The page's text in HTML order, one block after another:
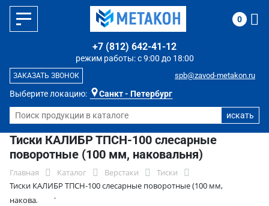
Выберите локацию: Санкт - Петербург
режим работы: с 9:00 до 18:00
+7 (812) 642-41-12
spb@zavod-metakon.ru
ЗАКАЗАТЬ ЗВОНОК
0
Тиски КАЛИБР ТПСН-100 слесарные
поворотные (100 мм, наковальня)
Главная Каталог Верстаки
Тиски
Тиски КАЛИБР ТПСН-100 слесарные поворотные (100 мм,
наковальня)